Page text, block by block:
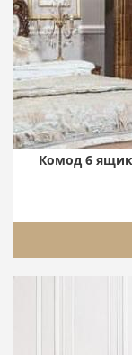
Комод 6